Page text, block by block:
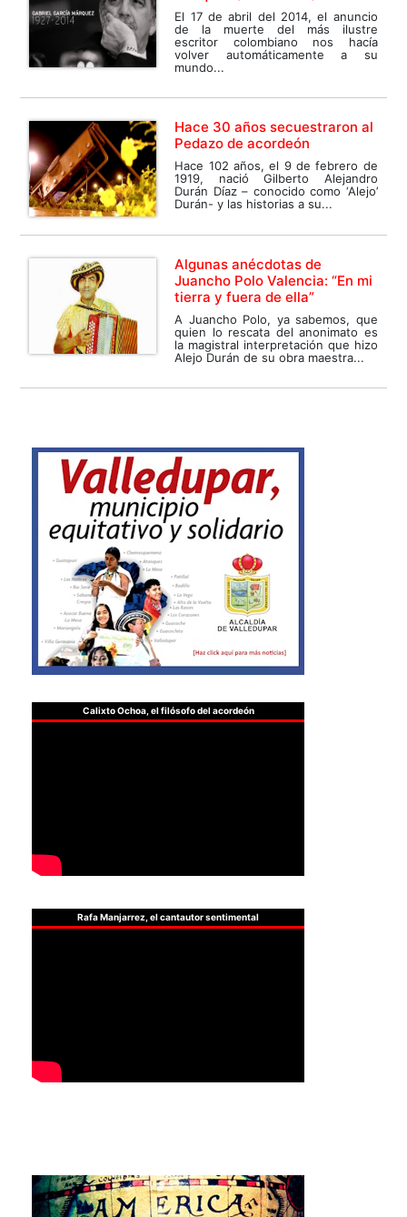
El 17 de abril del 2014, el anuncio
de la muerte del más ilustre
escritor colombiano nos hacía
volver automáticamente a su
mundo...
Hace 30 años secuestraron al
Pedazo de acordeón
Hace 102 años, el 9 de febrero de
1919, nació Gilberto Alejandro
Durán Díaz – conocido como ‘Alejo’
Durán- y las historias a su...
Algunas anécdotas de
Juancho Polo Valencia: “En mi
tierra y fuera de ella”
A Juancho Polo, ya sabemos, que
quien lo rescata del anonimato es
la magistral interpretación que hizo
Alejo Durán de su obra maestra...
Calixto Ochoa, el filósofo del acordeón
Rafa Manjarrez, el cantautor sentimental